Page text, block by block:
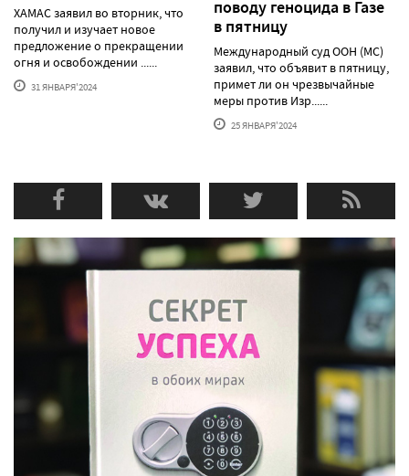
ХАМАС заявил во вторник, что
получил и изучает новое
предложение о прекращении
огня и освобождении ......
31 ЯНВАРЯ'2024
поводу геноцида в Газе
в пятницу
Международный суд ООН (МС)
заявил, что объявит в пятницу,
примет ли он чрезвычайные
меры против Изр......
25 ЯНВАРЯ'2024